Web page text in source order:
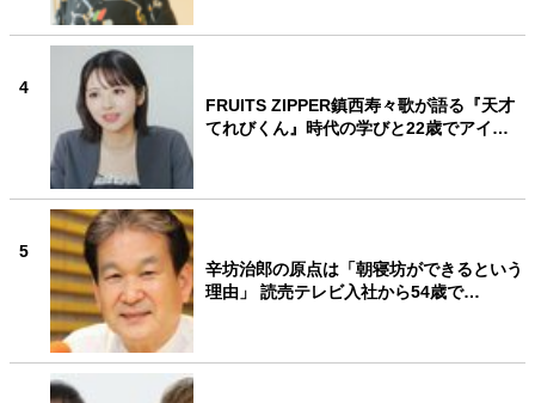
4
FRUITS ZIPPER鎮西寿々歌が語る『天才
てれびくん』時代の学びと22歳でアイ…
5
辛坊治郎の原点は「朝寝坊ができるという
理由」 読売テレビ入社から54歳で…